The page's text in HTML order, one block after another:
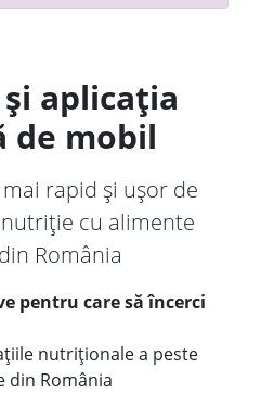
aplicația
de mobil
mai rapid și ușor de
cu alimente
România
pentru care să încerci
nutriționale a peste
din România